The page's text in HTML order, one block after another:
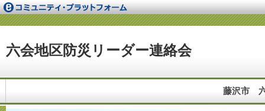
六会地区防災リーダー連絡会
藤沢市